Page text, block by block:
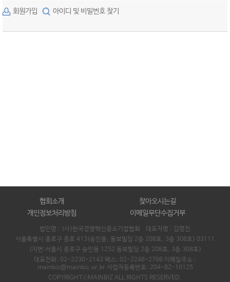
회원가입 아이디 및 비밀번호 찾기
협회소개
찾아오시는길
개인정보처리방침
이메일무단수집거부
법인명 : (사)한국경영혁신중소기업협회 대표자명 : 김명진
서울특별시 종로구 종로 413(숭인동, 동보빌딩 2층 208호, 3층 308호) 03111
(지번:서울시 종로구 숭인동 1252 동보빌딩 2층 208호, 3층 308호)
대표전화: 02-2230-2143 팩스: 02-2248-2798 이메일주소 :
mainbiz@mainbiz.or.kr 사업자등록번호: 204-82-10125
COPYRIGHTⓒMAINBIZ ALL RIGHTS RESERVED.